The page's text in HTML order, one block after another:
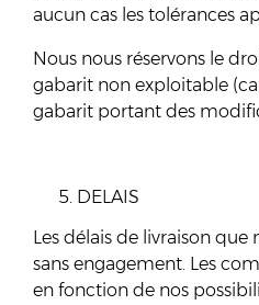
aucun cas les tolérances
Nous nous réservons le
gabarit non exploitable
gabarit portant des
DELAIS
Les délais de livraison
sans engagement. Les
en fonction de nos